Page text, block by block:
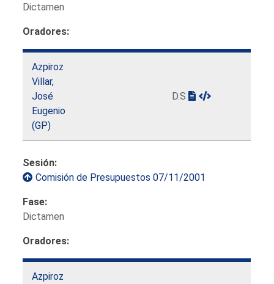
Dictamen
Oradores:
Azpiroz
Villar,
José
Eugenio
(GP)
D.S
Sesión:
Comisión de Presupuestos 07/11/2001
Fase:
Dictamen
Oradores:
Azpiroz